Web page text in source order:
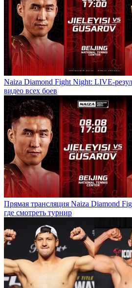
Naiza Diamond Fight Night: LIVE-
видео всех боев
Прямая трансляция Naiza Diamond
где смотреть турнир